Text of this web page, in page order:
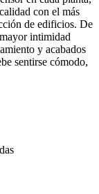
con el más
de edificios. De
intimidad
y acabados
sentirse cómodo,